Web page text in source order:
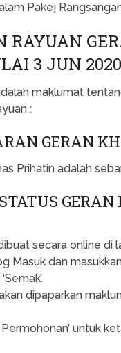
Pakej
RAYUAN
3 JUN 2020
maklumat
:
GERAN
Prihatin adalah
secara online di
Masuk dan
dipaparkan
Permohonan’ untuk